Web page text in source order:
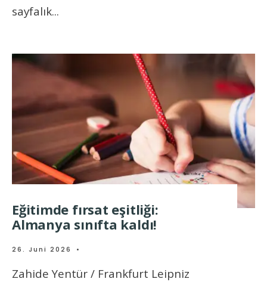
sayfalık...
Eğitimde fırsat eşitliği:
Almanya sınıfta kaldı!
26. Juni 2026 •
Zahide Yentür / Frankfurt Leipniz